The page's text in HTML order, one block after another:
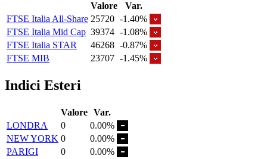
Valore
Var.
FTSE Italia All-Share 25720 -1.40%
FTSE Italia Mid Cap 39374 -1.08%
FTSE Italia STAR
46268 -0.87%
FTSE MIB
23707 -1.45%
Indici Esteri
Valore Var.
LONDRA
0
0.00%
NEW YORK 0
0.00%
PARIGI
0
0.00%